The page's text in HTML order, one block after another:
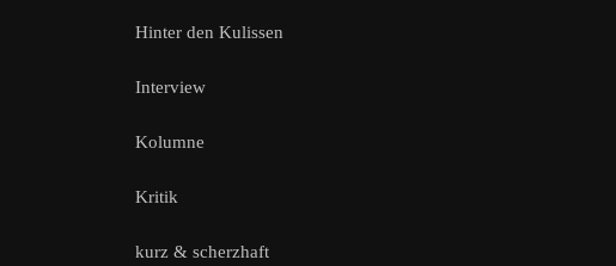
Hinter den Kulissen
Interview
Kolumne
Kritik
kurz & scherzhaft